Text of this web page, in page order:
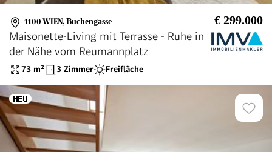
1100 WIEN, Buchengasse € 299.000
Maisonette-Living mit Terrasse - Ruhe in
der Nähe vom Reumannplatz
73 m² 3 Zimmer Freifläche